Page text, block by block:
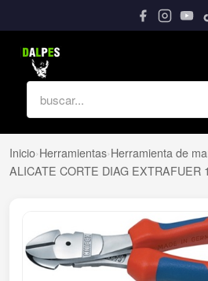
Inicio›Herramientas›Herramienta de
ALICATE CORTE DIAG EXTRAFUER 1